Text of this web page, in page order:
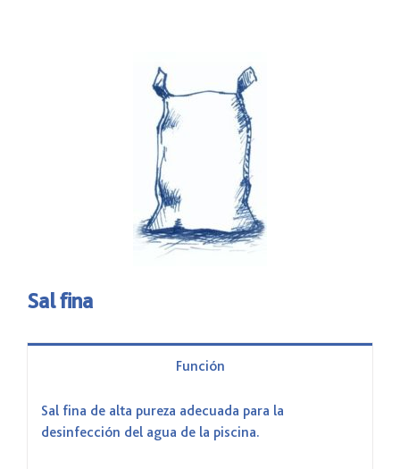
Sal fina
Función
Sal fina de alta pureza adecuada para la
desinfección del agua de la piscina.